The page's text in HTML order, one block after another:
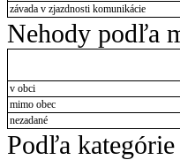
závada v zjazdnosti komunikácie
Nehody podľa
v obci
mimo obec
nezadané
Podľa kategórie